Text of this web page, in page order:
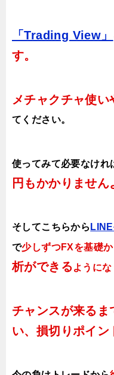
「Trading View」
す。
メチャクチャ使い
てください。
使ってみて必要なけれ
円もかかりません
そしてこちらから
で少しずつFXを基礎
析ができるように
チャンスが来る
い、損切りポイン